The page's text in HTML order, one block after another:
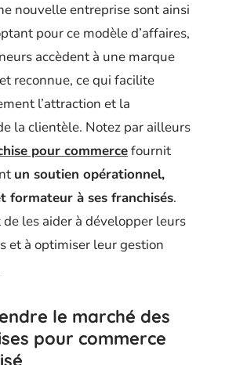
nouvelle entreprise sont ainsi
pour ce modèle d’affaires,
accèdent à une marque
reconnue, ce qui facilite
l’attraction et la
la clientèle. Notez par ailleurs
pour commercefournit
un soutien opérationnel,
formateur à ses franchisés.
de les aider à développer leurs
et à optimiser leur gestion
le marché des
pour commerce